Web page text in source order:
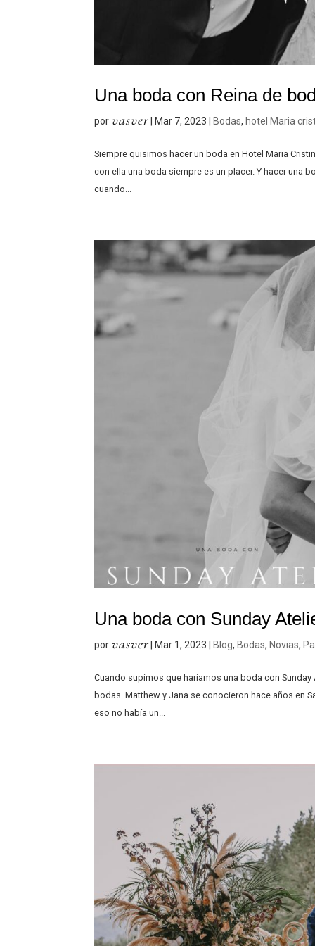
Una boda con Reina de
por vasver| Mar 7, 2023 Bodas, hotel Maria
Siempre quisimos hacer un boda en Hotel Maria
con ella una boda siempre es un placer. Y hacer una
cuando...
Una boda con Sunday
por vasver| Mar 1, 2023 Blog, Bodas, Novias,
Cuando supimos que haríamos una boda con
bodas. Matthew y Jana se conocieron hace años en
eso no había un...